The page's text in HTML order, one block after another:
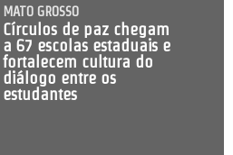
MATO GROSSO
Círculos de paz chegam
a 67 escolas estaduais e
fortalecem cultura do
diálogo entre os
estudantes